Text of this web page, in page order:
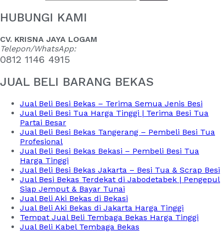
HUBUNGI KAMI
CV. KRISNA JAYA LOGAM
Telepon/WhatsApp:
0812 1146 4915
JUAL BELI BARANG BEKAS
Jual Beli Besi Bekas – Terima Semua Jenis Besi
Jual Beli Besi Tua Harga Tinggi | Terima Besi Tua
Partai Besar
Jual Beli Besi Bekas Tangerang – Pembeli Besi Tua
Profesional
Jual Beli Besi Bekas Bekasi – Pembeli Besi Tua
Harga Tinggi
Jual Beli Besi Bekas Jakarta – Besi Tua & Scrap Besi
Jual Besi Bekas Terdekat di Jabodetabek | Pengepul
Siap Jemput & Bayar Tunai
Jual Beli Aki Bekas di Bekasi
Jual Beli Aki Bekas di Jakarta Harga Tinggi
Tempat Jual Beli Tembaga Bekas Harga Tinggi
Jual Beli Kabel Tembaga Bekas